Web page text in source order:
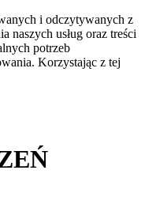
i odczytywanych z
naszych usług oraz treści
potrzeb
Korzystając z tej